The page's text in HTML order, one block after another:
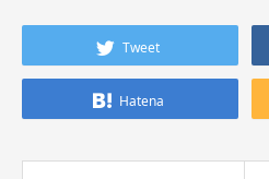
Tweet
Hatena